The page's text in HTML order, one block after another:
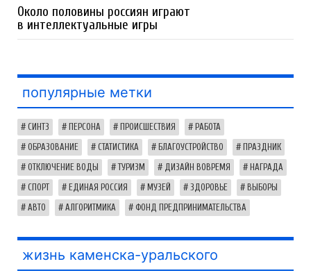
Около половины россиян играют
в интеллектуальные игры
популярные метки
СИНТЗ ПЕРСОНА ПРОИСШЕСТВИЯ РАБОТА
ОБРАЗОВАНИЕ СТАТИСТИКА БЛАГОУСТРОЙСТВО ПРАЗДНИК
ОТКЛЮЧЕНИЕ ВОДЫ ТУРИЗМ ДИЗАЙН ВОВРЕМЯ НАГРАДА
СПОРТ ЕДИНАЯ РОССИЯ МУЗЕЙ ЗДОРОВЬЕ ВЫБОРЫ
АВТО АЛГОРИТМИКА ФОНД ПРЕДПРИНИМАТЕЛЬСТВА
жизнь каменска-уральского